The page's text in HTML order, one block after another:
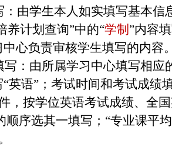
：由学生本人如实填写基本信
养计划查询”中的“学制 ”内容
中心负责审核学生填写的内容
写：由所属学习中心填写相
“英语”；考试时间和考试成绩
，按学位英语考试成绩、全
顺序选其一填写；“专业课平